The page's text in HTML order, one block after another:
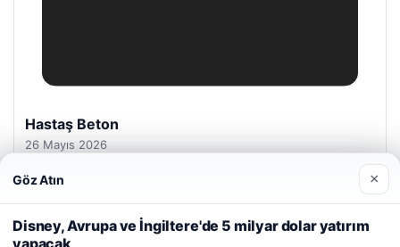
Prenses Night Club
29 Nisan 2026
kullanıyoruz.Çerez Politikamız
Göz Atın ×
Disney, Avrupa ve İngiltere'de 5 milyar dolar yatırım
yapacak